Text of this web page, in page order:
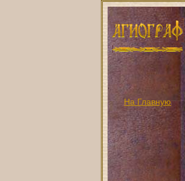
На Главную